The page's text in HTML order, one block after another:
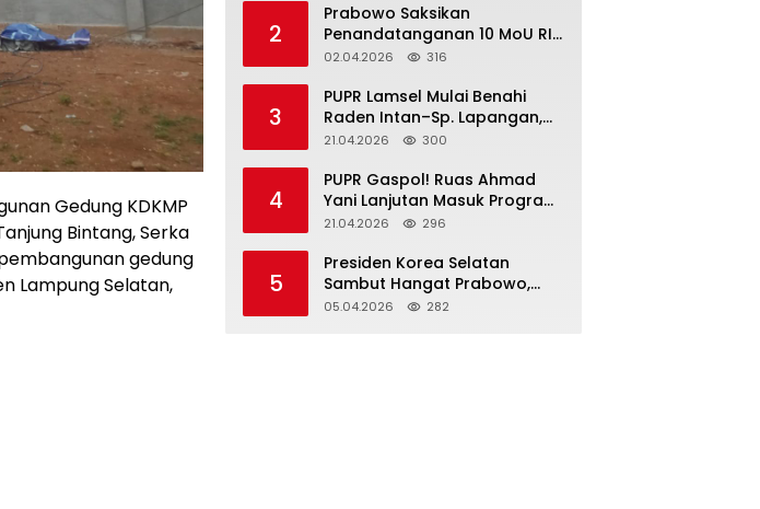
Gedung KDKMP
Bintang, Serka
gedung
Lampung Selatan,
2
Prabowo Saksikan
Penandatanganan 10 MoU RI–
Korea Selatan di Cheong Wa
02.04.2026 316
3
‎PUPR Lamsel Mulai Benahi
Raden Intan–Sp. Lapangan,
Jalan Vital Jadi Prioritas
21.04.2026 300
4
‎PUPR Gaspol! Ruas Ahmad
Yani Lanjutan Masuk Program
Rutin 2026
21.04.2026 296
5
Presiden Korea Selatan
Sambut Hangat Prabowo,
Tegaskan Kemitraan
05.04.2026 282